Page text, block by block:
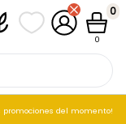
Mis listas de
Mi cuenta
Cesta
0
0
promociones del momento!